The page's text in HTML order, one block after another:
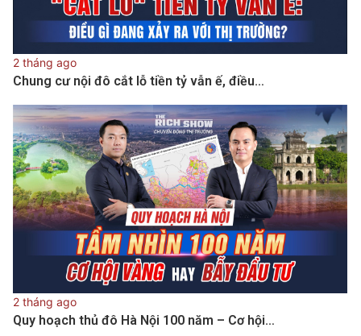
2 tháng ago
Chung cư nội đô cắt lỗ tiền tỷ vẫn ế, điều…
2 tháng ago
Quy hoạch thủ đô Hà Nội 100 năm – Cơ hội…